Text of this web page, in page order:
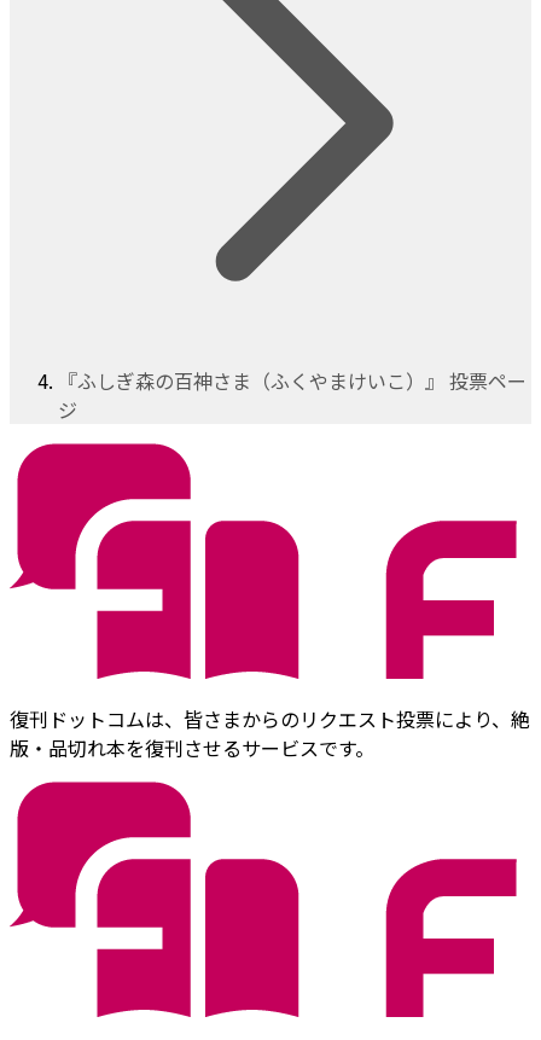
『ふしぎ森の百神さま（ふくやまけいこ）』 投票ペー
ジ
復刊ドットコムは、皆さまからのリクエスト投票により、絶
版・品切れ本を復刊させるサービスです。